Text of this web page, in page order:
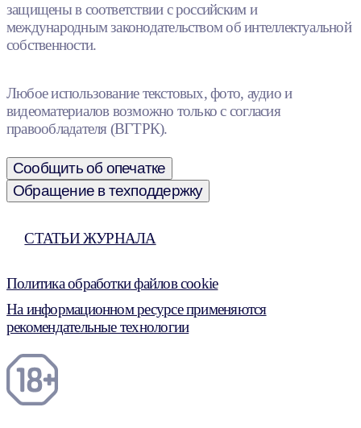
защищены в соответствии с российским и
международным законодательством об интеллектуальной
собственности.
Любое использование текстовых, фото, аудио и
видеоматериалов возможно только с согласия
правообладателя (ВГТРК).
Сообщить об опечатке
Обращение в техподдержку
СТАТЬИ ЖУРНАЛА
Политика обработки файлов cookie
На информационном ресурсе применяются
рекомендательные технологии